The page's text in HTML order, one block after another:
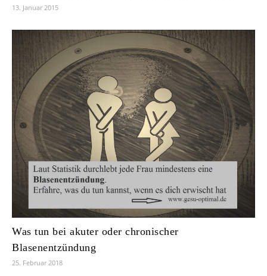
13. Januar 2015
Was tun bei akuter oder chronischer
Blasenentzündung
25. Februar 2018